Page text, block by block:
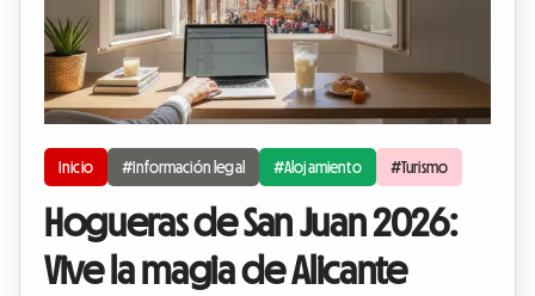
Inicio #Información legal #Alojamiento #Turismo
Hogueras de San Juan 2026:
Vive la magia de Alicante